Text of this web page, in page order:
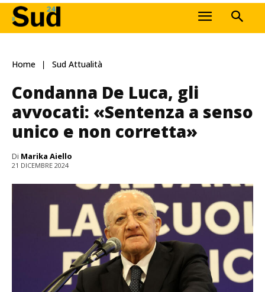
Home Sud Attualità
Condanna De Luca, gli
avvocati: «Sentenza a senso
unico e non corretta»
Di Marika Aiello
21 DICEMBRE 2024